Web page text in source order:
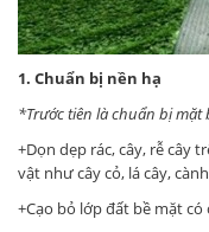
1. Chuẩn bị nền hạ
*Trước tiên là chuẩn bị mặt
+Dọn dẹp rác, cây, rễ cây
vật như cây cỏ, lá cây,
+Cạo bỏ lớp đất bề mặt